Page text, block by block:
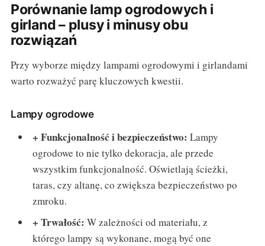
Porównanie lamp ogrodowych i
girland – plusy i minusy obu
rozwiązań
Przy wyborze między lampami ogrodowymi i girlandami
warto rozważyć parę kluczowych kwestii.
Lampy ogrodowe
+ Funkcjonalność i bezpieczeństwo: Lampy
ogrodowe to nie tylko dekoracja, ale przede
wszystkim funkcjonalność. Oświetlają ścieżki,
taras, czy altanę, co zwiększa bezpieczeństwo po
zmroku.
+ Trwałość: W zależności od materiału, z
którego lampy są wykonane, mogą być one